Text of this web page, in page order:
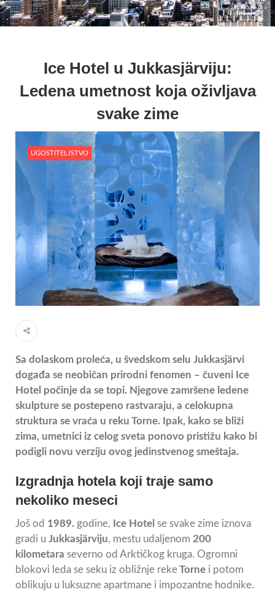
Ice Hotel u Jukkasjärviju:
Ledena umetnost koja oživljava
svake zime
UGOSTITELJSTVO
Sa dolaskom proleća, u švedskom selu Jukkasjärvi
događa se neobičan prirodni fenomen – čuveni Ice
Hotel počinje da se topi. Njegove zamršene ledene
skulpture se postepeno rastvaraju, a celokupna
struktura se vraća u reku Torne. Ipak, kako se bliži
zima, umetnici iz celog sveta ponovo pristižu kako bi
podigli novu verziju ovog jedinstvenog smeštaja.
Izgradnja hotela koji traje samo
nekoliko meseci
Još od 1989. godine, Ice Hotel se svake zime iznova
gradi u Jukkasjärviju, mestu udaljenom 200
kilometara severno od Arktičkog kruga. Ogromni
blokovi leda se seku iz obližnje rekeTorne i potom
oblikuju u luksuzne apartmane i impozantne hodnike.